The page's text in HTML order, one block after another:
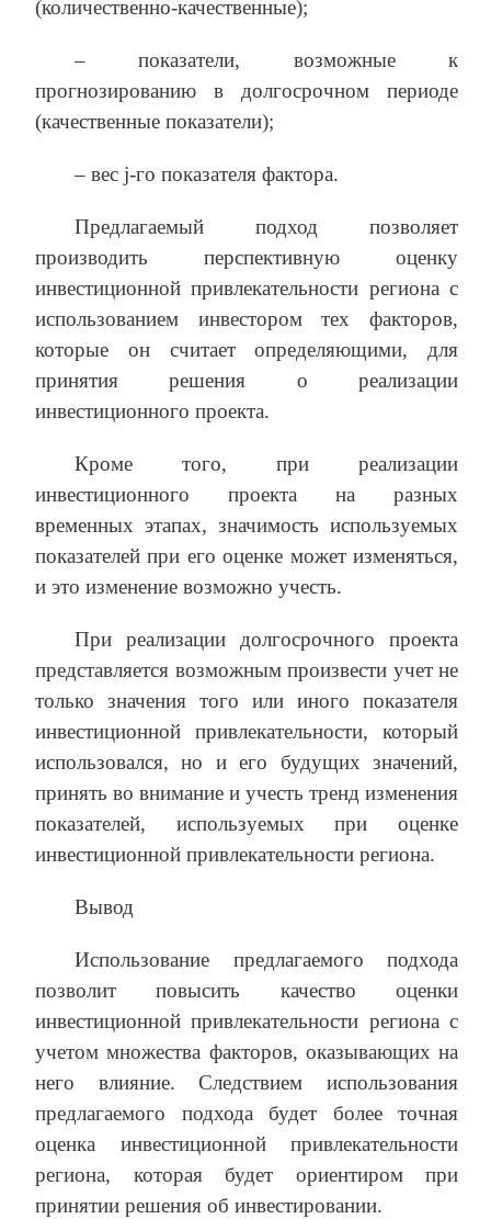
(количественно-качественные);
– показатели, возможные к
прогнозированию в долгосрочном периоде
(качественные показатели);
– вес j-го показателя фактора.
Предлагаемый подход позволяет
производить перспективную оценку
инвестиционной привлекательности региона с
использованием инвестором тех факторов,
которые он считает определяющими, для
принятия решения о реализации
инвестиционного проекта.
Кроме того, при реализации
инвестиционного проекта на разных
временных этапах, значимость используемых
показателей при его оценке может изменяться,
и это изменение возможно учесть.
При реализации долгосрочного проекта
представляется возможным произвести учет не
только значения того или иного показателя
инвестиционной привлекательности, который
использовался, но и его будущих значений,
принять во внимание и учесть тренд изменения
показателей, используемых при оценке
инвестиционной привлекательности региона.
Вывод
Использование предлагаемого подхода
позволит повысить качество оценки
инвестиционной привлекательности региона с
учетом множества факторов, оказывающих на
него влияние. Следствием использования
предлагаемого подхода будет более точная
оценка инвестиционной привлекательности
региона, которая будет ориентиром при
принятии решения об инвестировании.